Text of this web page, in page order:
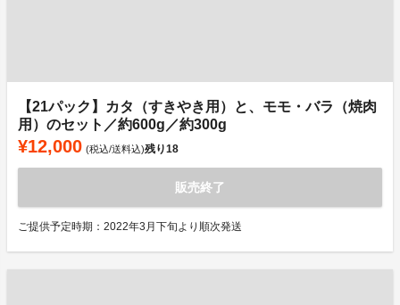
【21パック】カタ（すきやき用）と、モモ・バラ（焼肉
用）のセット／約600g／約300g
¥12,000 (税込/送料込)残り18
販売終了
ご提供予定時期：2022年3月下旬より順次発送